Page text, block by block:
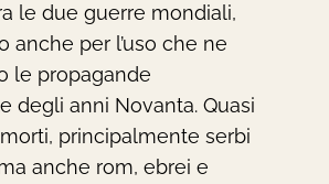
le due guerre mondiali,
anche per l’uso che ne
le propagande
degli anni Novanta. Quasi
principalmente serbi
anche rom, ebrei e